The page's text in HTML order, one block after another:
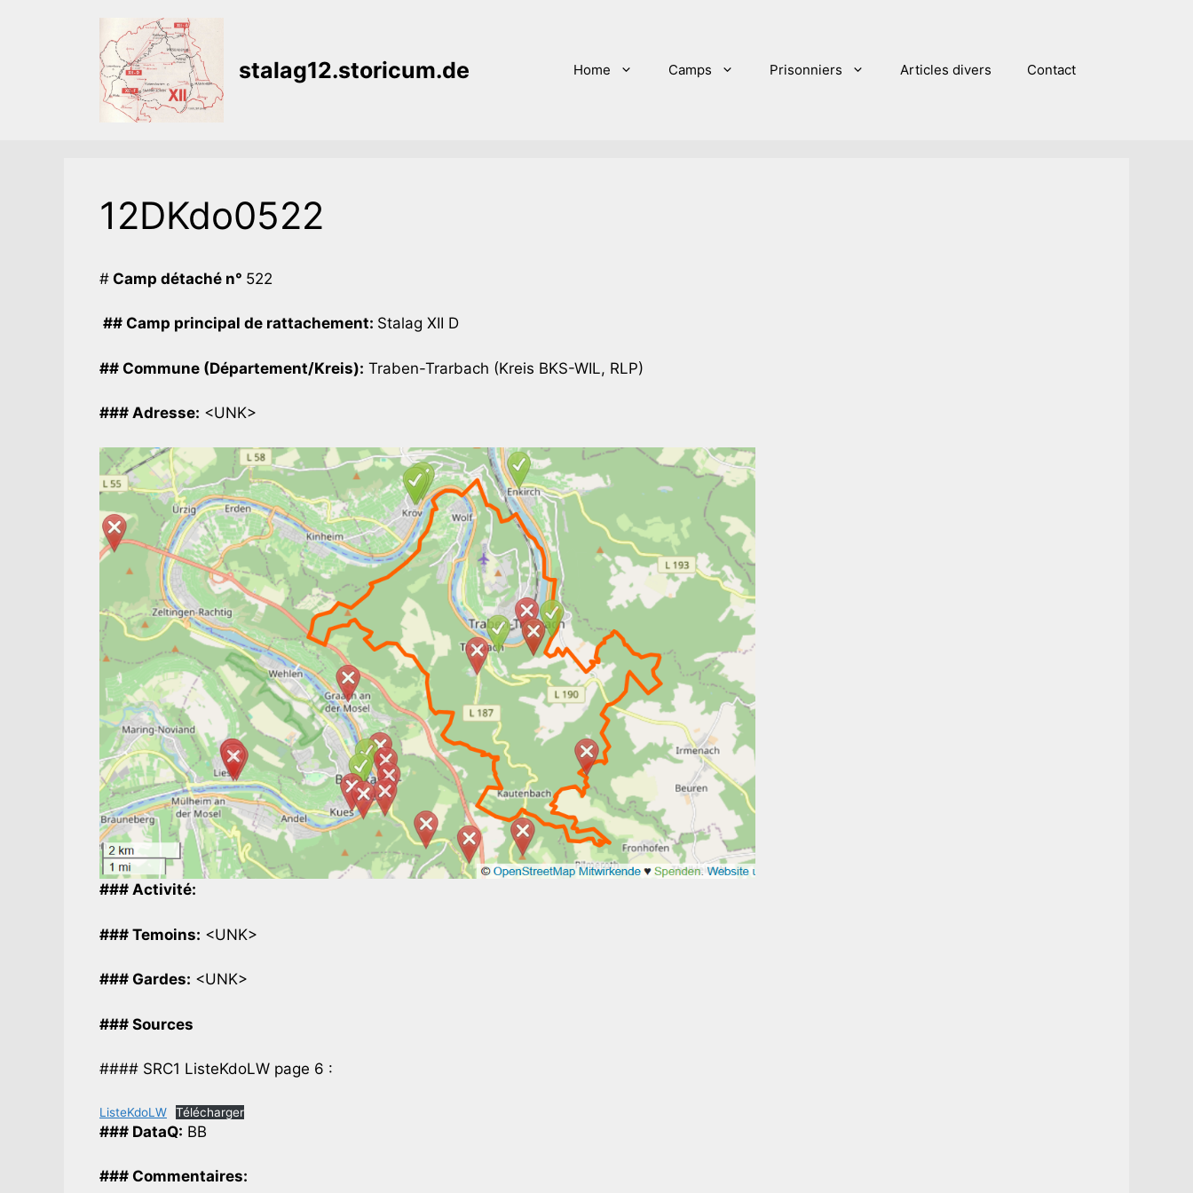
stalag12.storicum.de Home Camps Prisonniers Articles divers Contact
12DKdo0522
# Camp détaché n° 522
## Camp principal de rattachement: Stalag XII D
## Commune (Département/Kreis): Traben-Trarbach (Kreis BKS-WIL, RLP)
### Adresse: <UNK>
### Activité:
### Temoins: <UNK>
### Gardes: <UNK>
### Sources
#### SRC1 ListeKdoLW page 6 :
ListeKdoLW Télécharger
### DataQ: BB
### Commentaires: